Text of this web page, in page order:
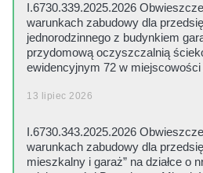
I.6730.339.2025.2026
warunkach zabudowy dla
jednorodzinnego z budynkiem
przydomową oczyszczalnią
ewidencyjnym 72 w miejscowości
13 lipiec 2026
I.6730.343.2025.2026
warunkach zabudowy dla
mieszkalny i garaż” na działce o